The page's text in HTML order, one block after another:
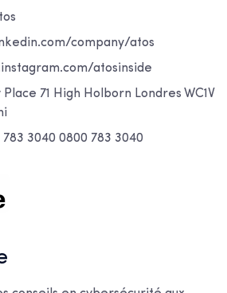
company/atos
atosinside
71 High Holborn Londres WC1V
783 3040 0800 783 3040